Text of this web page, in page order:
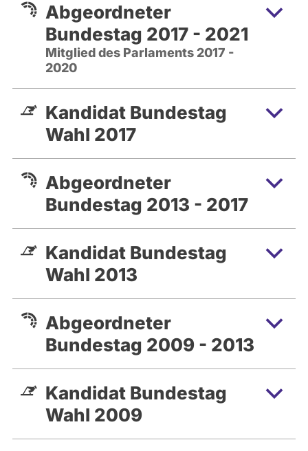
Abgeordneter
Bundestag 2017 - 2021
Mitglied des Parlaments 2017 -
2020
Kandidat Bundestag
Wahl 2017
Abgeordneter
Bundestag 2013 - 2017
Kandidat Bundestag
Wahl 2013
Abgeordneter
Bundestag 2009 - 2013
Kandidat Bundestag
Wahl 2009